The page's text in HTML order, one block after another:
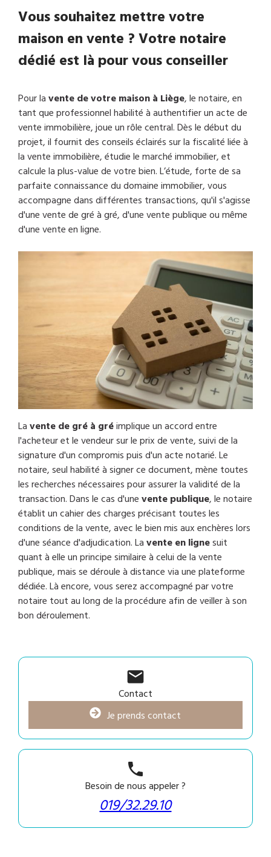
Vous souhaitez mettre votre
maison en vente ? Votre notaire
dédié est là pour vous conseiller
Pour la vente de votre maison à Liège, le notaire, en
tant que professionnel habilité à authentifier un acte de
vente immobilière, joue un rôle central. Dès le début du
projet, il fournit des conseils éclairés sur la fiscalité liée à
la vente immobilière, étudie le marché immobilier, et
calcule la plus-value de votre bien. L’étude, forte de sa
parfaite connaissance du domaine immobilier, vous
accompagne dans différentes transactions, qu'il s'agisse
d'une vente de gré à gré, d'une vente publique ou même
d'une vente en ligne.
La vente de gré à gréimplique un accord entre
l'acheteur et le vendeur sur le prix de vente, suivi de la
signature d'un compromis puis d'un acte notarié. Le
notaire, seul habilité à signer ce document, mène toutes
les recherches nécessaires pour assurer la validité de la
transaction. Dans le cas d'une vente publique, le notaire
établit un cahier des charges précisant toutes les
conditions de la vente, avec le bien mis aux enchères lors
d'une séance d'adjudication. La vente en lignesuit
quant à elle un principe similaire à celui de la vente
publique, mais se déroule à distance via une plateforme
dédiée. Là encore, vous serez accompagné par votre
notaire tout au long de la procédure afin de veiller à son
bon déroulement.
mail
Contact
Je prends contact
phone
Besoin de nous appeler ?
019/32.29.10